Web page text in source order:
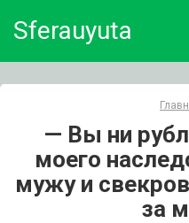
Sferauyuta
— Вы ни
моего
мужу и
за